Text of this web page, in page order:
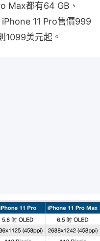
Max都有64 GB、
11 Pro售價999
1099美元起。